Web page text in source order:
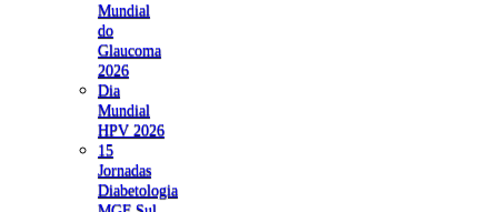
Mundial
do
Glaucoma
2026
Dia
Mundial
HPV 2026
15
Jornadas
Diabetologia